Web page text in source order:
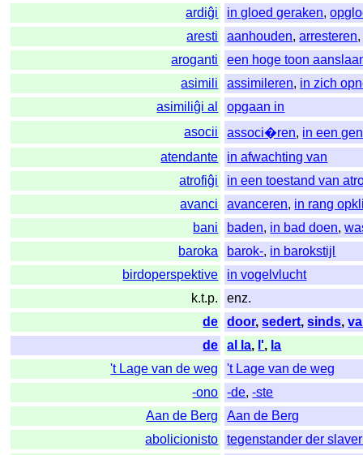
ardiĝi
in gloed geraken,
aresti
aanhouden,arresteren
aroganti
een hoge toon
asimili
assimileren, in zich
asimiliĝi al
opgaan in
asocii
associ�ren, in een
atendante
in afwachting van
atrofiĝi
in een toestand van
avanci
avanceren, in rang
bani
baden, in bad doen,
baroka
barok-, in barokstijl
birdoperspektive
in vogelvlucht
k.t.p.
enz.
de
door,sedert,sinds,
de
al la, l', la
't Lage van de weg
't Lage van de weg
-ono
-de,-ste
Aan de Berg
Aan de Berg
abolicionisto
tegenstander der